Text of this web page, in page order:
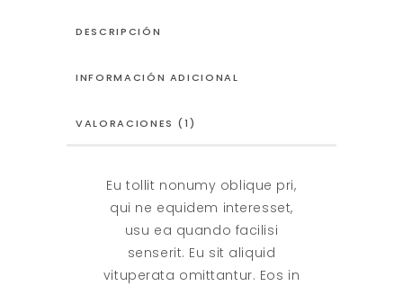
DESCRIPCIÓN
INFORMACIÓN ADICIONAL
VALORACIONES (1)
Eu tollit nonumy oblique pri,
qui ne equidem interesset,
usu ea quando facilisi
senserit. Eu sit aliquid
vituperata omittantur. Eos in